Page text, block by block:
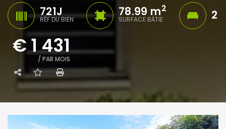
721J
RÉF DU BIEN
78.99 m2
SURFACE BÂTIE 2
€ 1 431
/ PAR MOIS